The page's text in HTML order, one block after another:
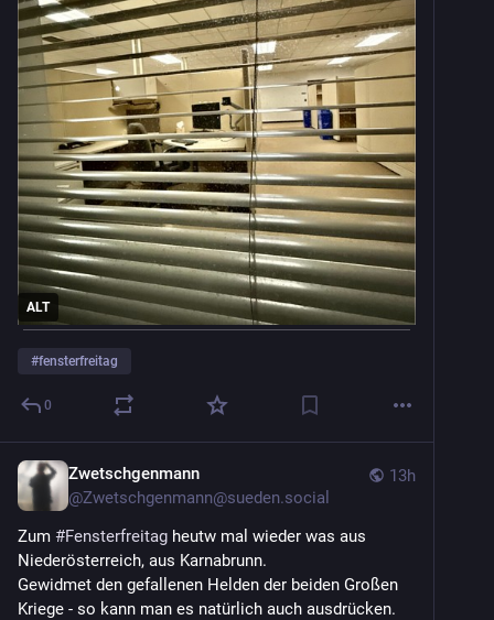
ALT
#fensterfreitag
0
13h
Zwetschgenmann
@Zwetschgenmann@sueden.social
Zum #Fensterfreitag heutw mal wieder was aus
Niederösterreich, aus Karnabrunn.
Gewidmet den gefallenen Helden der beiden Großen
Kriege - so kann man es natürlich auch ausdrücken.